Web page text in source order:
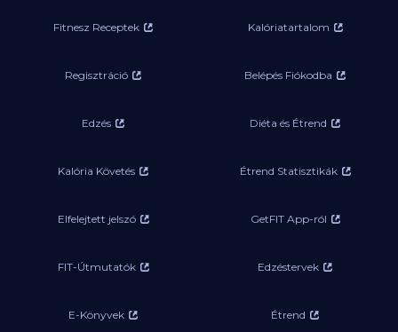
Fitnesz Receptek Kalóriatartalom
Regisztráció Belépés Fiókodba
Edzés Diéta és Étrend
Kalória Követés Étrend Statisztikák
Elfelejtett jelszó GetFIT App-ról
FIT-Útmutatók Edzéstervek
E-Könyvek Étrend